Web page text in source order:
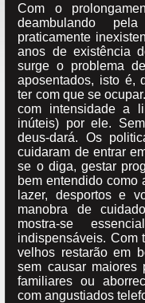
Com o
deambulando
praticamente
anos de existência
surge o problema
aposentados, isto é,
ter com que se
com intensidade a
inúteis) por ele.
deus-dará. Os
cuidaram de entrar
se o diga, gestar
bem entendido como
lazer, desportos e
manobra de
mostra-se
indispensáveis. Com
velhos restarão em
sem causar maiores
familiares ou
com angustiados